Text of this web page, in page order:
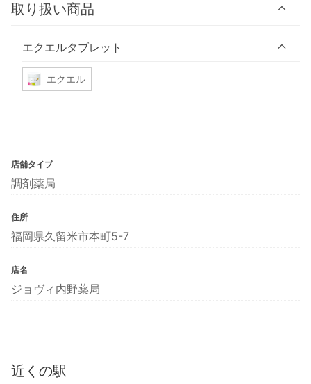
取り扱い商品
エクエルタブレット
エクエル
店舗タイプ
調剤薬局
住所
福岡県久留米市本町5-7
店名
ジョヴィ内野薬局
近くの駅